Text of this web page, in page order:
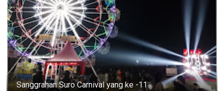
Sanggrahan Suro Carnival yang ke -11